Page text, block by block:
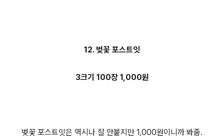
12. 벚꽃 포스트잇
3크기 100장 1,000원
벚꽃 포스트잇은 역시나 잘 안붙지만 1,000원이니까 봐줌.